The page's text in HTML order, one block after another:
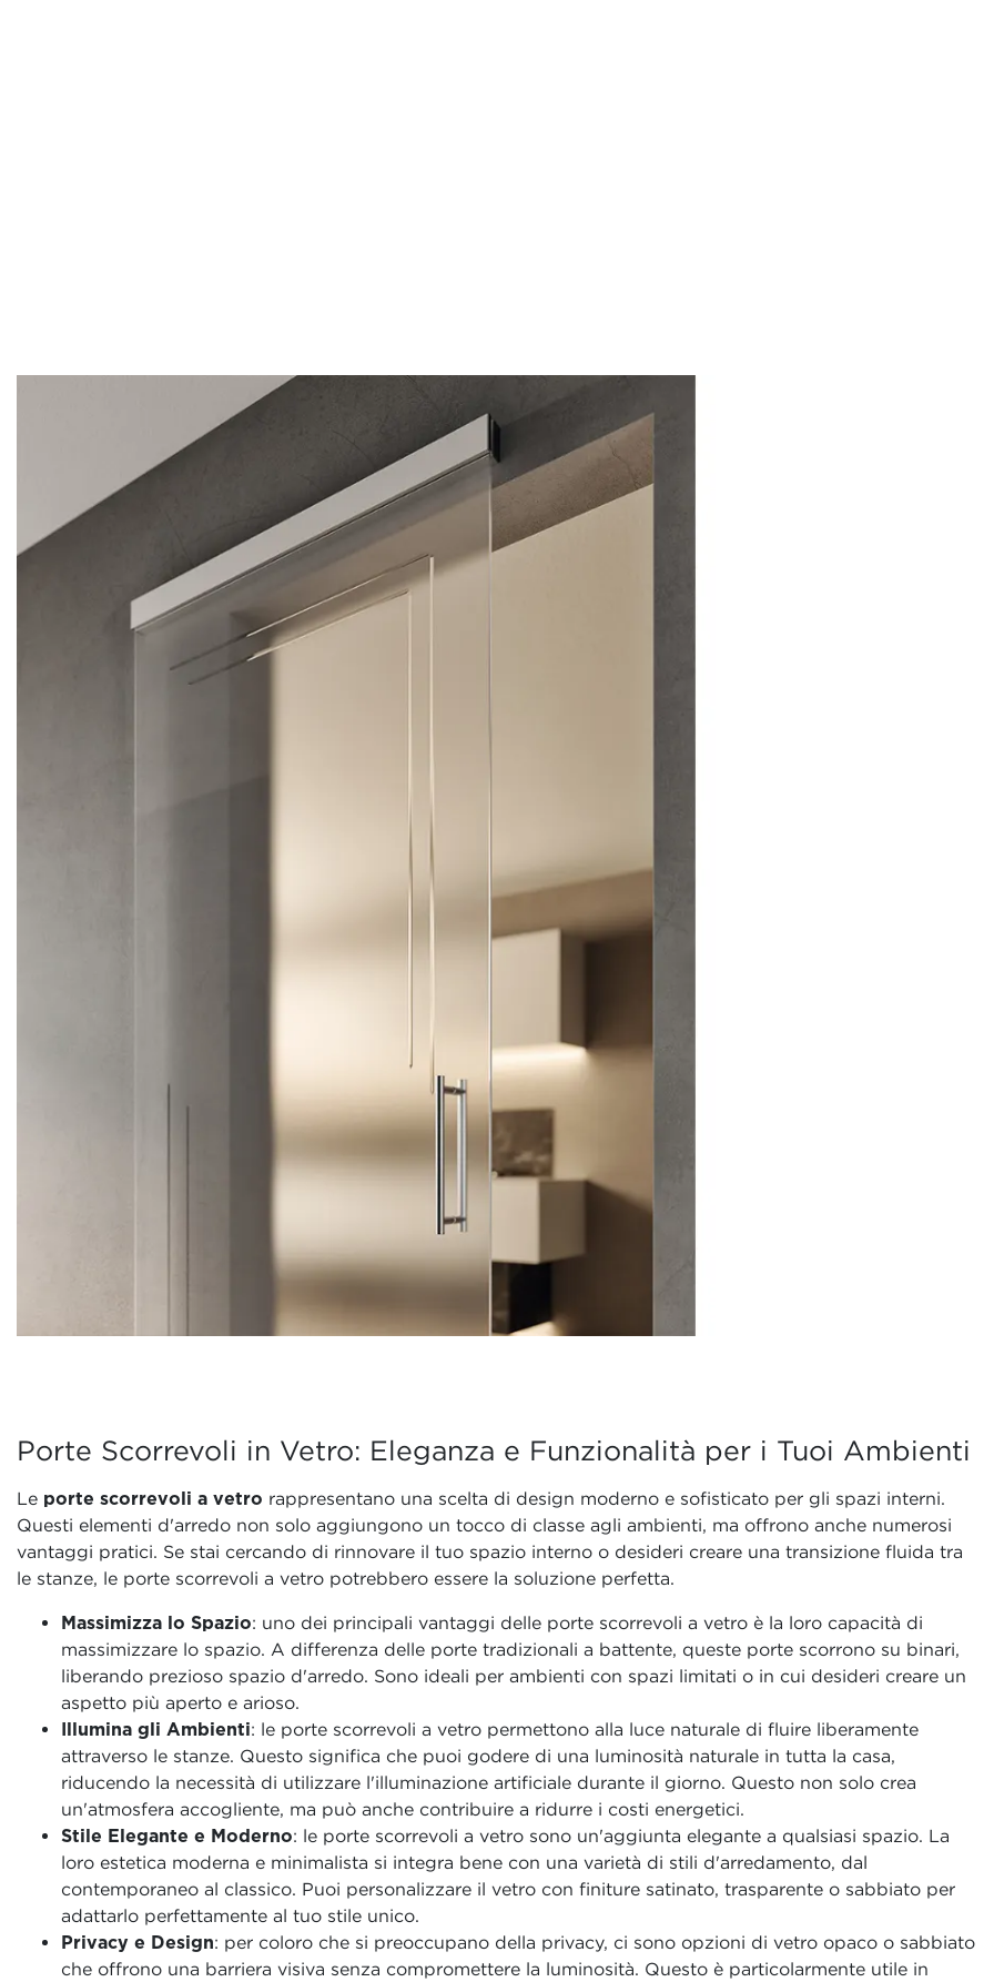
Porte Scorrevoli in Vetro: Eleganza e Funzionalità per i Tuoi Ambienti
Le porte scorrevoli a vetro rappresentano una scelta di design moderno e sofisticato per gli spazi interni.
Questi elementi d'arredo non solo aggiungono un tocco di classe agli ambienti, ma offrono anche numerosi
vantaggi pratici. Se stai cercando di rinnovare il tuo spazio interno o desideri creare una transizione fluida tra
le stanze, le porte scorrevoli a vetro potrebbero essere la soluzione perfetta.
Massimizza lo Spazio: uno dei principali vantaggi delle porte scorrevoli a vetro è la loro capacità di
massimizzare lo spazio. A differenza delle porte tradizionali a battente, queste porte scorrono su binari,
liberando prezioso spazio d'arredo. Sono ideali per ambienti con spazi limitati o in cui desideri creare un
aspetto più aperto e arioso.
Illumina gli Ambienti: le porte scorrevoli a vetro permettono alla luce naturale di fluire liberamente
attraverso le stanze. Questo significa che puoi godere di una luminosità naturale in tutta la casa,
riducendo la necessità di utilizzare l'illuminazione artificiale durante il giorno. Questo non solo crea
un'atmosfera accogliente, ma può anche contribuire a ridurre i costi energetici.
Stile Elegante e Moderno: le porte scorrevoli a vetro sono un'aggiunta elegante a qualsiasi spazio. La
loro estetica moderna e minimalista si integra bene con una varietà di stili d'arredamento, dal
contemporaneo al classico. Puoi personalizzare il vetro con finiture satinato, trasparente o sabbiato per
adattarlo perfettamente al tuo stile unico.
Privacy e Design: per coloro che si preoccupano della privacy, ci sono opzioni di vetro opaco o sabbiato
che offrono una barriera visiva senza compromettere la luminosità. Questo è particolarmente utile in